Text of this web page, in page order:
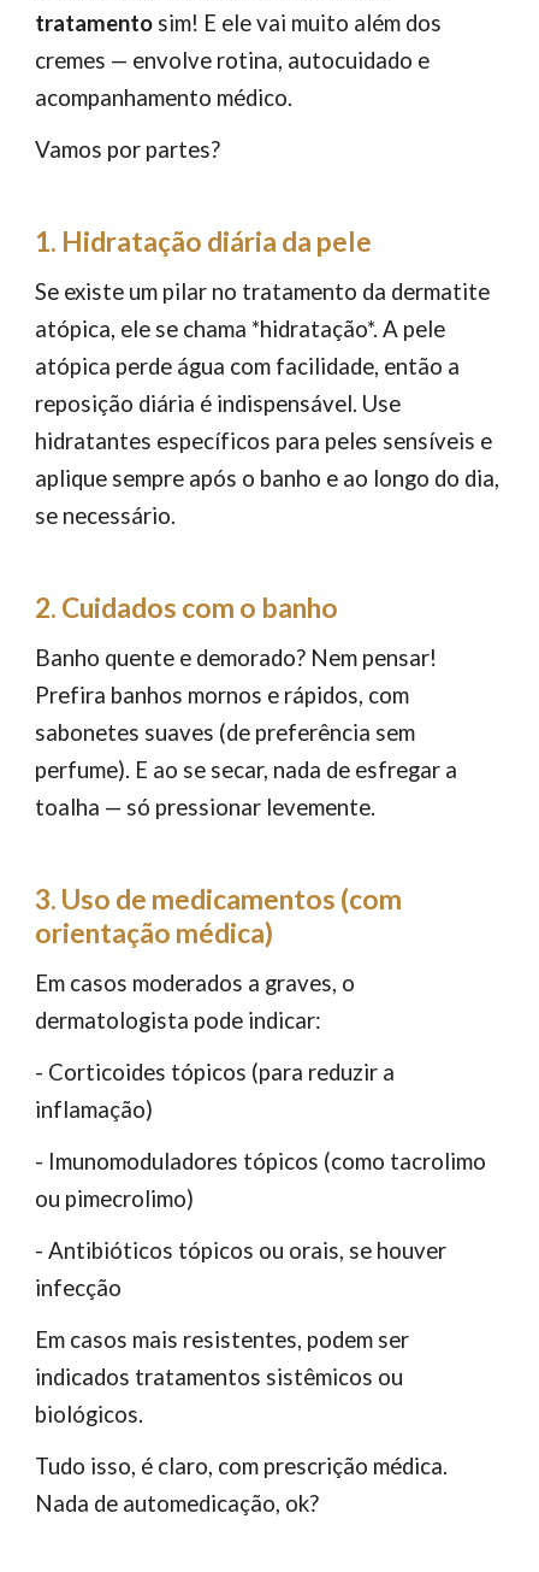
tratamento sim! E ele vai muito além dos
cremes — envolve rotina, autocuidado e
acompanhamento médico.
Vamos por partes?
1. Hidratação diária da pele
Se existe um pilar no tratamento da dermatite
atópica, ele se chama *hidratação*. A pele
atópica perde água com facilidade, então a
reposição diária é indispensável. Use
hidratantes específicos para peles sensíveis e
aplique sempre após o banho e ao longo do dia,
se necessário.
2. Cuidados com o banho
Banho quente e demorado? Nem pensar!
Prefira banhos mornos e rápidos, com
sabonetes suaves (de preferência sem
perfume). E ao se secar, nada de esfregar a
toalha — só pressionar levemente.
3. Uso de medicamentos (com
orientação médica)
Em casos moderados a graves, o
dermatologista pode indicar:
- Corticoides tópicos (para reduzir a
inflamação)
- Imunomoduladores tópicos (como tacrolimo
ou pimecrolimo)
- Antibióticos tópicos ou orais, se houver
infecção
Em casos mais resistentes, podem ser
indicados tratamentos sistêmicos ou
biológicos.
Tudo isso, é claro, com prescrição médica.
Nada de automedicação, ok?